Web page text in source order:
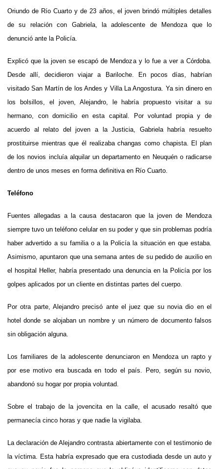
Oriundo de Río Cuarto y de 23 años, el joven brindó múltiples detalles
de su relación con Gabriela, la adolescente de Mendoza que lo
denunció ante la Policía.
Explicó que la joven se escapó de Mendoza y lo fue a ver a Córdoba.
Desde allí, decidieron viajar a Bariloche. En pocos días, habrían
visitado San Martín de los Andes y Villa La Angostura. Ya sin dinero en
los bolsillos, el joven, Alejandro, le habría propuesto visitar a su
hermano, con domicilio en esta capital. Por voluntad propia y de
acuerdo al relato del joven a la Justicia, Gabriela habría resuelto
prostituirse mientras que él realizaba changas como chapista. El plan
de los novios incluía alquilar un departamento en Neuquén o radicarse
dentro de unos meses en forma definitiva en Río Cuarto.
Teléfono
Fuentes allegadas a la causa destacaron que la joven de Mendoza
siempre tuvo un teléfono celular en su poder y que sin problemas podría
haber advertido a su familia o a la Policía la situación en que estaba.
Asimismo, apuntaron que una semana antes de su pedido de auxilio en
el hospital Heller, habría presentado una denuncia en la Policía por los
golpes aplicados por un cliente en distintas partes del cuerpo.
Por otra parte, Alejandro precisó ante el juez que su novia dio en el
hotel donde se alojaban un nombre y un número de documento falsos
sin obligación alguna.
Los familiares de la adolescente denunciaron en Mendoza un rapto y
por ese motivo era buscada en todo el país. Pero, según su novio,
abandonó su hogar por propia voluntad.
Sobre el trabajo de la jovencita en la calle, el acusado resaltó que
permanecía cinco horas y que nadie la vigilaba.
La declaración de Alejandro contrasta abiertamente con el testimonio de
la víctima. Esta habría expresado que era custodiada desde un auto y